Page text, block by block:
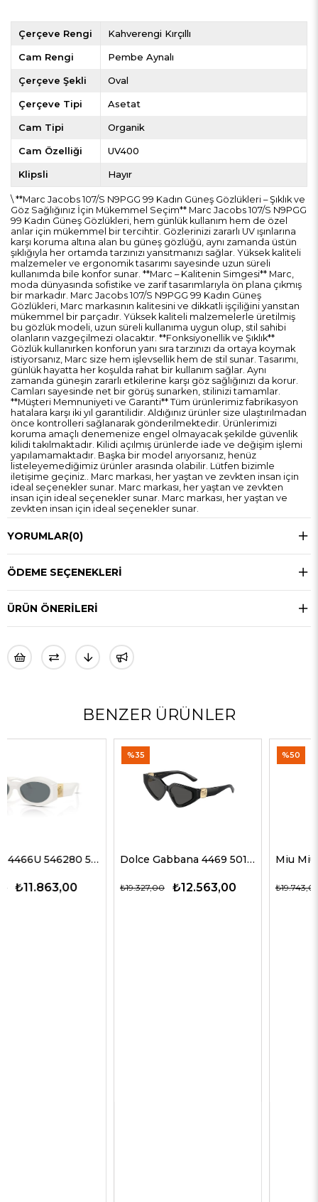
Çerçeve Rengi Kahverengi Kırçıllı
Cam Rengi Pembe Aynalı
Çerçeve Şekli Oval
Çerçeve Tipi Asetat
Cam Tipi Organik
Cam Özelliği UV400
Klipsli Hayır
\ **Marc Jacobs 107/S N9PGG 99 Kadın Güneş Gözlükleri – Şıklık ve
Göz Sağlığınız İçin Mükemmel Seçim** Marc Jacobs 107/S N9PGG
99 Kadın Güneş Gözlükleri, hem günlük kullanım hem de özel
anlar için mükemmel bir tercihtir. Gözlerinizi zararlı UV ışınlarına
karşı koruma altına alan bu güneş gözlüğü, aynı zamanda üstün
şıklığıyla her ortamda tarzınızı yansıtmanızı sağlar. Yüksek kaliteli
malzemeler ve ergonomik tasarımı sayesinde uzun süreli
kullanımda bile konfor sunar. **Marc – Kalitenin Simgesi** Marc,
moda dünyasında sofistike ve zarif tasarımlarıyla ön plana çıkmış
bir markadır. Marc Jacobs 107/S N9PGG 99 Kadın Güneş
Gözlükleri, Marc markasının kalitesini ve dikkatli işçiliğini yansıtan
mükemmel bir parçadır. Yüksek kaliteli malzemelerle üretilmiş
bu gözlük modeli, uzun süreli kullanıma uygun olup, stil sahibi
olanların vazgeçilmezi olacaktır. **Fonksiyonellik ve Şıklık**
Gözlük kullanırken konforun yanı sıra tarzınızı da ortaya koymak
istiyorsanız, Marc size hem işlevsellik hem de stil sunar. Tasarımı,
günlük hayatta her koşulda rahat bir kullanım sağlar. Aynı
zamanda güneşin zararlı etkilerine karşı göz sağlığınızı da korur.
Camları sayesinde net bir görüş sunarken, stilinizi tamamlar.
**Müşteri Memnuniyeti ve Garanti** Tüm ürünlerimiz fabrikasyon
hatalara karşı iki yıl garantilidir. Aldığınız ürünler size ulaştırılmadan
önce kontrolleri sağlanarak gönderilmektedir. Ürünlerimizi
koruma amaçlı denemenize engel olmayacak şekilde güvenlik
kilidi takılmaktadır. Kilidi açılmış ürünlerde iade ve değişim işlemi
yapılamamaktadır. Başka bir model arıyorsanız, henüz
listeleyemediğimiz ürünler arasında olabilir. Lütfen bizimle
iletişime geçiniz.. Marc markası, her yaştan ve zevkten insan için
ideal seçenekler sunar. Marc markası, her yaştan ve zevkten
insan için ideal seçenekler sunar. Marc markası, her yaştan ve
zevkten insan için ideal seçenekler sunar.
YORUMLAR(0)
ÖDEME SEÇENEKLERI
ÜRÜN ÖNERILERI
BENZER ÜRÜNLER
Dolce Gabbana 4469 501/87 59 G Kadın Güneş Gözlükleri
₺12.563,00
₺19.327,00
Miu Miu 51ZS ZVN50D 69 G Kadın Güneş Gözlükleri
₺9.872,00
₺19.743,00